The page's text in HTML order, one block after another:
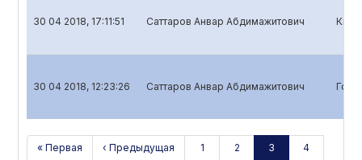
30 04 2018, 17:11:51 Саттаров Анвар Абдимажитович
30 04 2018, 12:23:26 Саттаров Анвар Абдимажитович
« Первая ‹ Предыдущая 1 2 3 4